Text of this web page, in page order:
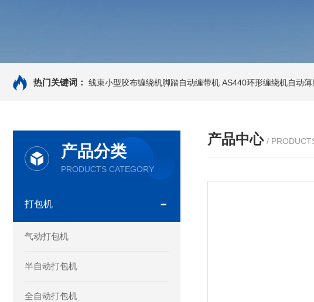
热门关键词： 线束小型胶布缠绕机脚踏自动缠带机 AS440环形缠绕机自动
产品分类
PRODUCTS CATEGORY
打包机
气动打包机
半自动打包机
全自动打包机
产品中心 /